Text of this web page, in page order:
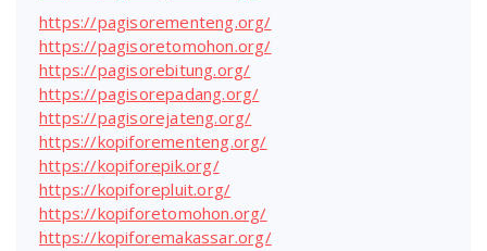
https://pagisorementeng.org/
https://pagisoretomohon.org/
https://pagisorebitung.org/
https://pagisorepadang.org/
https://pagisorejateng.org/
https://kopiforementeng.org/
https://kopiforepik.org/
https://kopiforepluit.org/
https://kopiforetomohon.org/
https://kopiforemakassar.org/